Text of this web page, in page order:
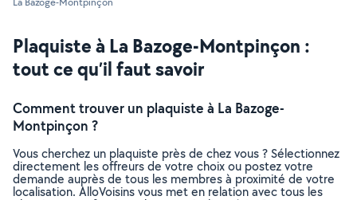
Plaquiste à La Bazoge-Montpinçon :
tout ce qu’il faut savoir
Comment trouver un plaquiste à La Bazoge-
Montpinçon ?
Vous cherchez un plaquiste près de chez vous ? Sélectionnez
directement les offreurs de votre choix ou postez votre
demande auprès de tous les membres à proximité de votre
localisation. AlloVoisins vous met en relation avec tous les